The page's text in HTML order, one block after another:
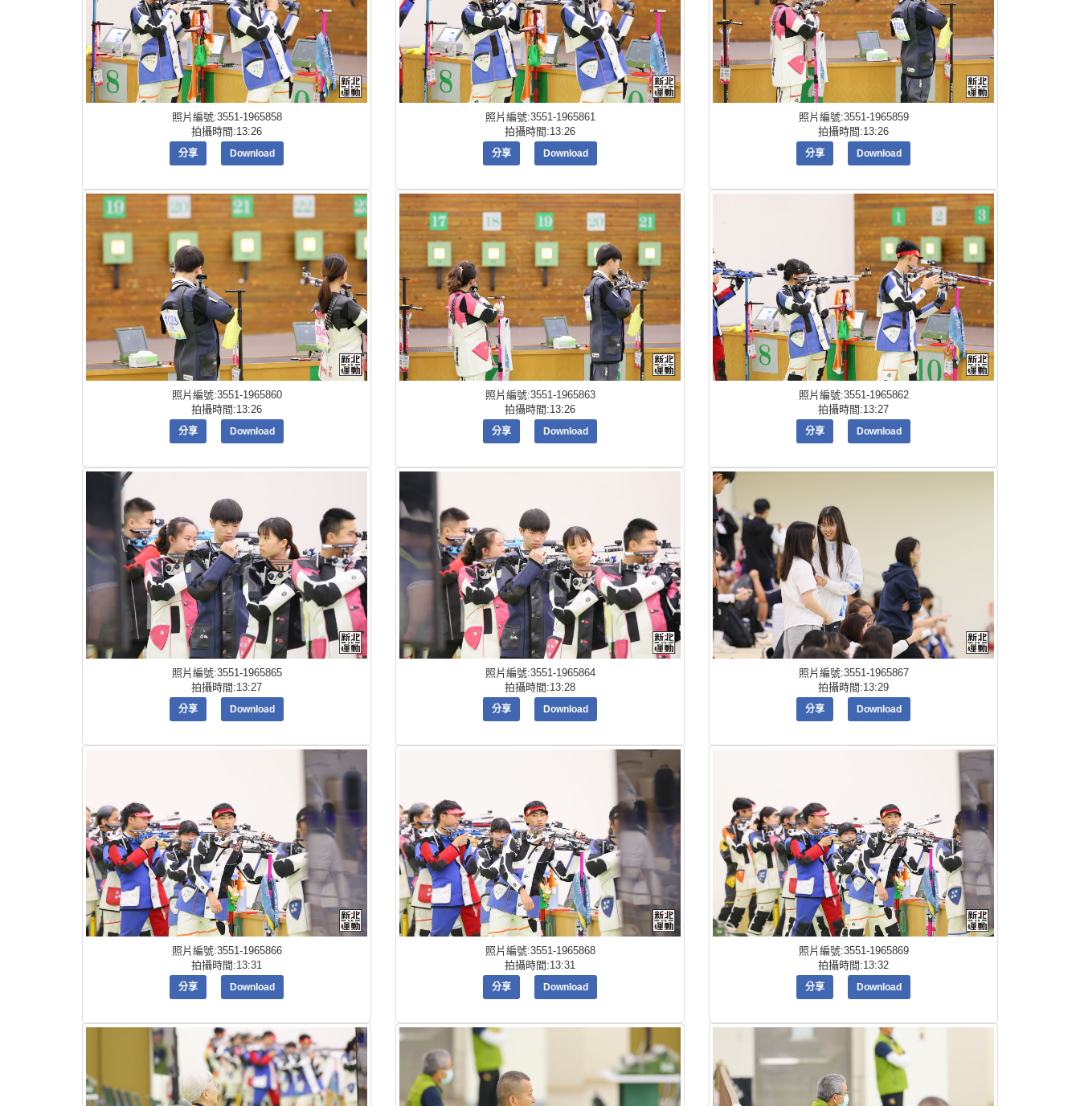
照片編號:3551-1965858
拍攝時間:13:26
分享 Download
照片編號:3551-1965861
拍攝時間:13:26
分享 Download
照片編號:3551-1965859
拍攝時間:13:26
分享 Download
照片編號:3551-1965860
拍攝時間:13:26
分享 Download
照片編號:3551-1965863
拍攝時間:13:26
分享 Download
照片編號:3551-1965862
拍攝時間:13:27
分享 Download
照片編號:3551-1965865
拍攝時間:13:27
分享 Download
照片編號:3551-1965864
拍攝時間:13:28
分享 Download
照片編號:3551-1965867
拍攝時間:13:29
分享 Download
照片編號:3551-1965866
拍攝時間:13:31
分享 Download
照片編號:3551-1965868
拍攝時間:13:31
分享 Download
照片編號:3551-1965869
拍攝時間:13:32
分享 Download